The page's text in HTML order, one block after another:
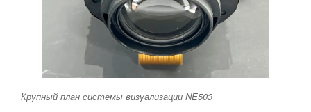
Крупный план системы визуализации NE503